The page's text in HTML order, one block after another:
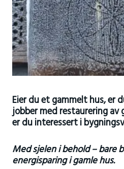
Eier du et gammelt hus, er
jobber med restaurering av
er du interessert i
Med sjelen i behold – bare
energisparing i gamle hus.